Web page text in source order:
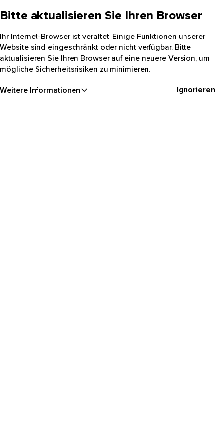
Bitte aktualisieren Sie Ihren Browser
Ihr Internet-Browser ist veraltet. Einige Funktionen unserer
Website sind eingeschränkt oder nicht verfügbar. Bitte
aktualisieren Sie Ihren Browser auf eine neuere Version, um
mögliche Sicherheitsrisiken zu minimieren.
Weitere Informationen Ignorieren